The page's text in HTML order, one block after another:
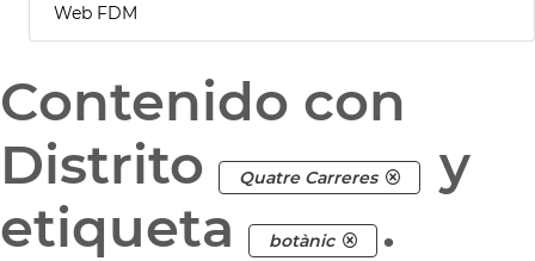
Web FDM
Contenido con
Distrito
Quatre Carreres
y
etiqueta
botànic .